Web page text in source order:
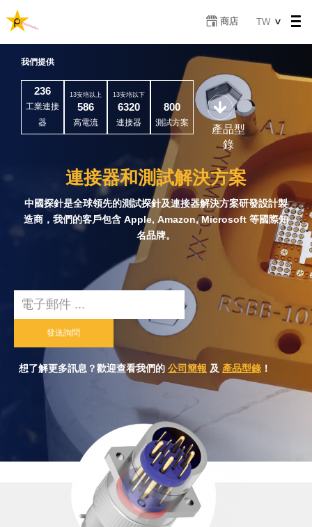
至
商店
Select
TW
Player我們提供
236
工業連接
器
13安培以上
586
高電流
13安培以下
6320
連接器
800
測試方案
產品型
錄
連接器和測試解決方案
中國探針是全球領先的測試探針及連接器解決方案研發設計製
造商，我們的客戶包含 Apple, Amazon, Microsoft 等國際知
名品牌。
Email
發送詢問
想了解更多訊息？歡迎查看我們的 公司簡報 及 產品型錄！